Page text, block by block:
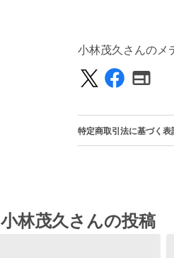
小林茂久さんのメ
特定商取引法に基づく表
小林茂久さんの投稿